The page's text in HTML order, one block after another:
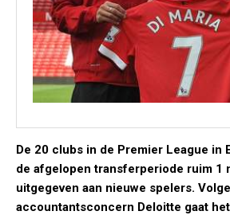
De 20 clubs in de Premier League in
de afgelopen transferperiode ruim 1
uitgegeven aan nieuwe spelers.
accountantsconcern Deloitte gaat